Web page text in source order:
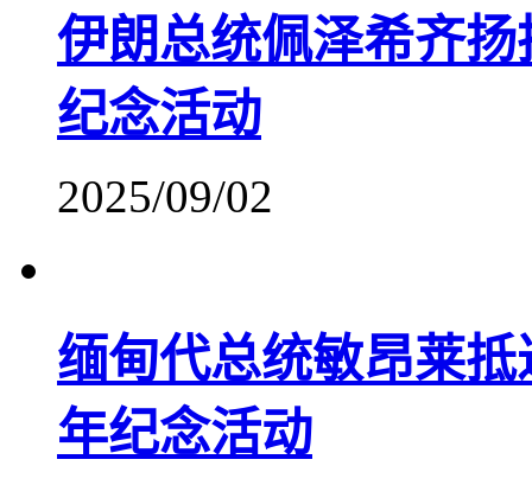
伊朗总统佩泽希齐
纪念活动
2025/09/02
缅甸代总统敏昂莱
年纪念活动